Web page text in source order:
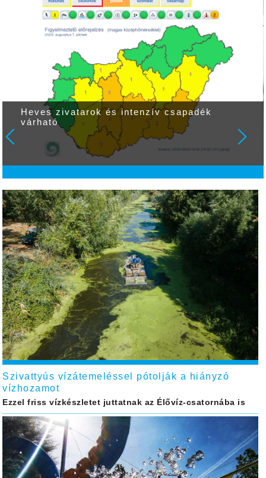
Heves zivatarok és intenzív csapadék
várható
Szivattyús vízátemeléssel pótolják a hiányzó
vízhozamot
Ezzel friss vízkészletet juttatnak az Élővíz-csatornába is